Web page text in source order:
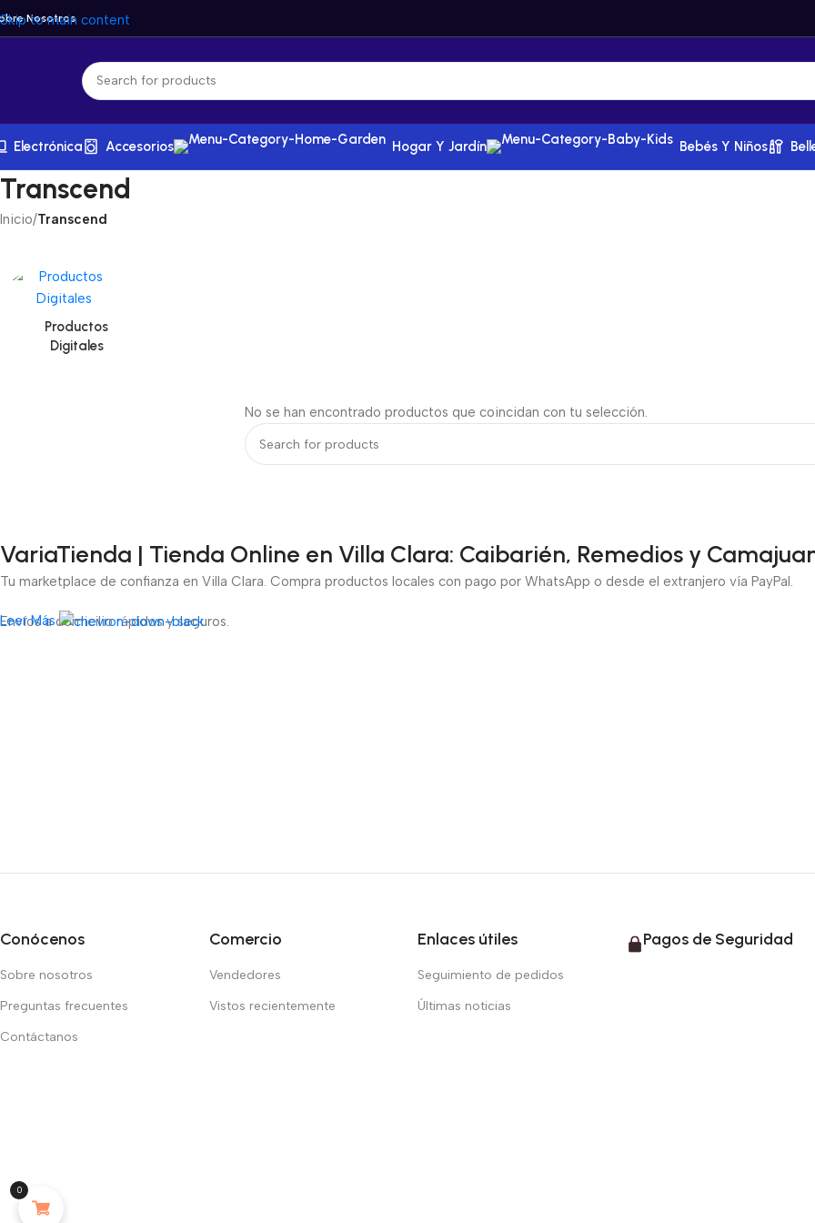
Skip to main content
Nosotros
Electrónica Accesorios Hogar Y Jardín Bebés Y Niños
Transcend
Inicio/Transcend
Productos
Digitales
No se han encontrado productos que coincidan con tu selección.
VariaTienda | Tienda Online en Villa Clara: Caibarién, Remedios y
Tu marketplace de confianza en Villa Clara. Compra productos locales con pago por WhatsApp o desde el extranjero vía PayPal.
Envíos a domicilio rápidos y seguros.
Leer Más
Conócenos
Sobre nosotros
Preguntas frecuentes
Contáctanos
Comercio
Vendedores
Vistos recientemente
Enlaces útiles
Seguimiento de pedidos
Últimas noticias
Pagos de Seguridad
0